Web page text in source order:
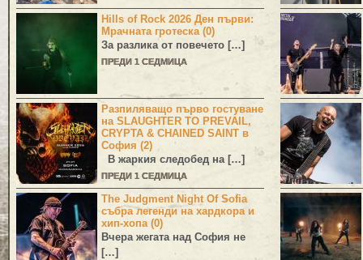
Hills of Rock 2026 Ден първи:
Мрачната гротеска (0)
За разлика от повечето […]
ПРЕДИ 1 СЕДМИЦА
Разпиляващо първо гостуване
на SLAUGHTER TO PREVAIL,
CRYPTA & CHAINED SAINT в
София (2)
В жаркия следобед на […]
ПРЕДИ 1 СЕДМИЦА
The Judgment Night Of Sofia
събра легенди на хардкора и
хип-хопа (0)
Вчера жегата над София не
[…]